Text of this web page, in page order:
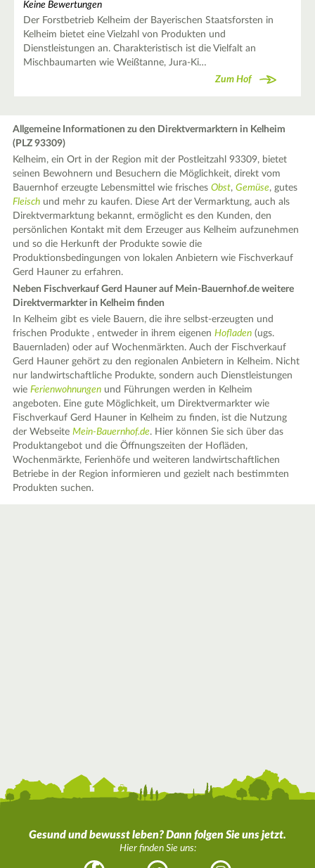
Keine Bewertungen
Der Forstbetrieb Kelheim der Bayerischen Staatsforsten in
Kelheim bietet eine Vielzahl von Produkten und
Dienstleistungen an. Charakteristisch ist die Vielfalt an
Mischbaumarten wie Weißtanne, Jura-Ki…
Zum Hof
Allgemeine Informationen zu den Direktvermarktern in Kelheim
(PLZ 93309)
Kelheim, ein Ort in der Region mit der Postleitzahl 93309, bietet
seinen Bewohnern und Besuchern die Möglichkeit, direkt vom
Bauernhof erzeugte Lebensmittel wie frischesObst,Gemüse, gutes
Fleisch und mehr zu kaufen. Diese Art der Vermarktung, auch als
Direktvermarktung bekannt, ermöglicht es den Kunden, den
persönlichen Kontakt mit dem Erzeuger aus Kelheim aufzunehmen
und so die Herkunft der Produkte sowie die
Produktionsbedingungen von lokalen Anbietern wie Fischverkauf
Gerd Hauner zu erfahren.
Neben Fischverkauf Gerd Hauner auf Mein-Bauernhof.de weitere
Direktvermarkter in Kelheim finden
In Kelheim gibt es viele Bauern, die ihre selbst-erzeugten und
frischen Produkte , entweder in ihrem eigenenHofladen (ugs.
Bauernladen) oder auf Wochenmärkten. Auch der Fischverkauf
Gerd Hauner gehört zu den regionalen Anbietern in Kelheim. Nicht
nur landwirtschaftliche Produkte, sondern auch Dienstleistungen
wieFerienwohnungen und Führungen werden in Kelheim
angeboten. Eine gute Möglichkeit, um Direktvermarkter wie
Fischverkauf Gerd Hauner in Kelheim zu finden, ist die Nutzung
der WebseiteMein-Bauernhof.de. Hier können Sie sich über das
Produktangebot und die Öffnungszeiten der Hofläden,
Wochenmärkte, Ferienhöfe und weiteren landwirtschaftlichen
Betriebe in der Region informieren und gezielt nach bestimmten
Produkten suchen.
Gesund und bewusst leben? Dann folgen Sie uns jetzt.
Hier finden Sie uns: